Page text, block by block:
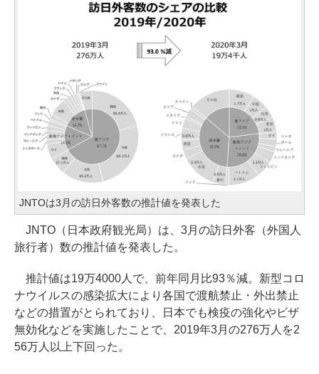
JNTOは3月の訪日外客数の推計値を発表した
JNTO（日本政府観光局）は、3月の訪日外客（外国人
旅行者）数の推計値を発表した。
推計値は19万4000人で、前年同月比93％減。新型コロ
ナウイルスの感染拡大により各国で渡航禁止・外出禁止
などの措置がとられており、日本でも検疫の強化やビザ
無効化などを実施したことで、2019年3月の276万人を2
56万人以上下回った。